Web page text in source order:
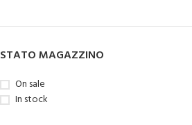
STATO MAGAZZINO
On sale
In stock